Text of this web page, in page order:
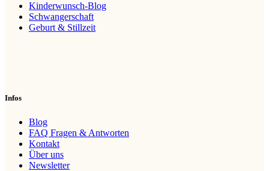
Kinderwunsch-Blog
Schwangerschaft
Geburt & Stillzeit
Infos
Blog
FAQ Fragen & Antworten
Kontakt
Über uns
Newsletter